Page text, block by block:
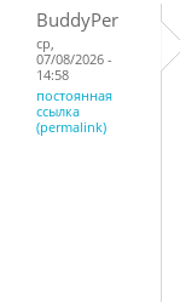
BuddyPer
ср,
07/08/2026 -
14:58
постоянная
ссылка
(permalink)